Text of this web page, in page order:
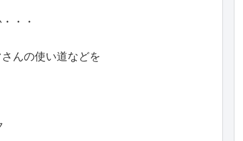
・・
んの使い道などを